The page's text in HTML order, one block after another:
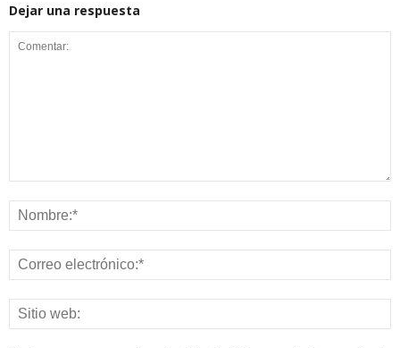
Dejar una respuesta